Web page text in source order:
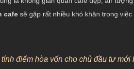
đồ nội thất tối ưu trong quán cafe
cafe sẽ gặp rất nhiều khó khăn trong
điểm hòa vốn cho chủ đầu tư mới